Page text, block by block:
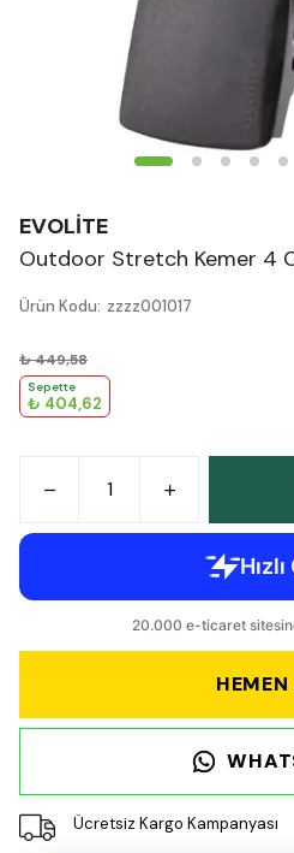
EVOLİTE
Outdoor Stretch Kemer 4
Ürün Kodu: zzzz001017
₺ 449,58
Sepette
₺ 404,62
HEMEN
Ücretsiz Kargo Kampanyası